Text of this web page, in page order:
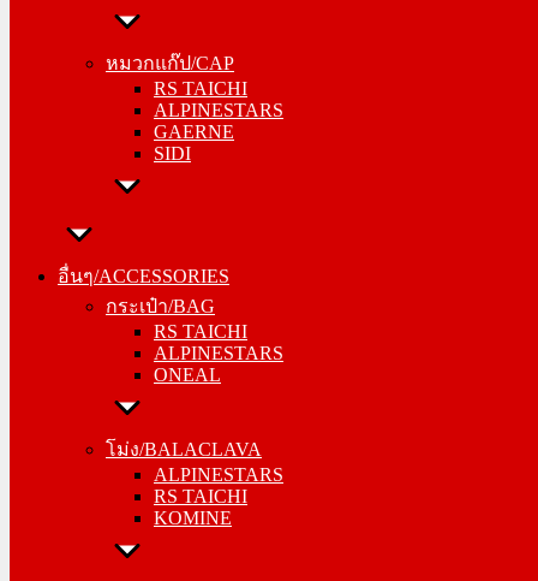
หมวกแก๊ป/CAP
RS TAICHI
ALPINESTARS
GAERNE
SIDI
อื่นๆ/ACCESSORIES
กระเป๋า/BAG
RS TAICHI
ALPINESTARS
ONEAL
โม่ง/BALACLAVA
ALPINESTARS
RS TAICHI
KOMINE
หมวกแก๊ป/CAP
ALPINESTARS
GAERNE
SIDI
อื่นๆ/ACCESSORIES
RS TAICHI
ALPINESTARS
ONEAL
โม่ง/BALACLAVA
RS TAICHI
KOMINE
ชุดซับใน/INNER SUIT